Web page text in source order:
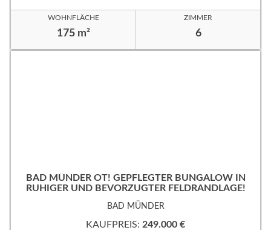
WOHNFLÄCHE
175 m²
ZIMMER
6
BAD MÜNDER OT! GEPFLEGTER BUNGALOW IN
RUHIGER UND BEVORZUGTER FELDRANDLAGE!
BAD MÜNDER
KAUFPREIS: 249.000 €